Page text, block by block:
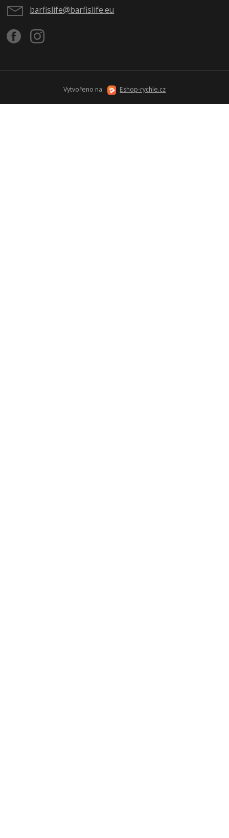
barfislife@barfislife.eu
Vytvořeno na Eshop-rychle.cz